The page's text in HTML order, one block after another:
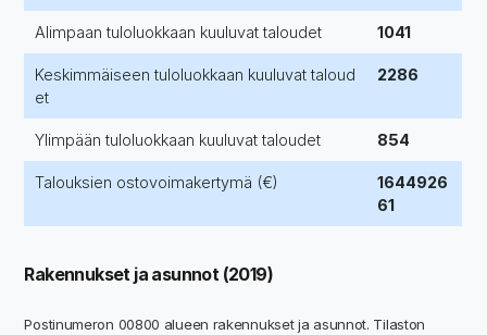
Alimpaan tuloluokkaan kuuluvat taloudet 1041
Keskimmäiseen tuloluokkaan kuuluvat taloud
et
2286
Ylimpään tuloluokkaan kuuluvat taloudet 854
Talouksien ostovoimakertymä (€)
1644926
61
Rakennukset ja asunnot (2019)
Postinumeron 00800 alueen rakennukset ja asunnot. Tilaston